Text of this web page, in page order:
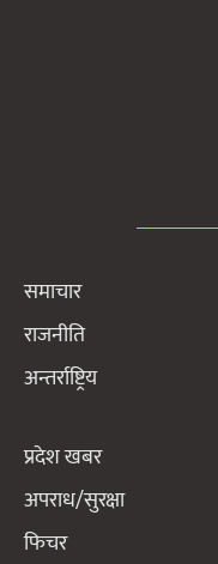
समाचार
राजनीति
अन्तर्राष्ट्रिय
प्रदेश खबर
अपराध/सुरक्षा
फिचर